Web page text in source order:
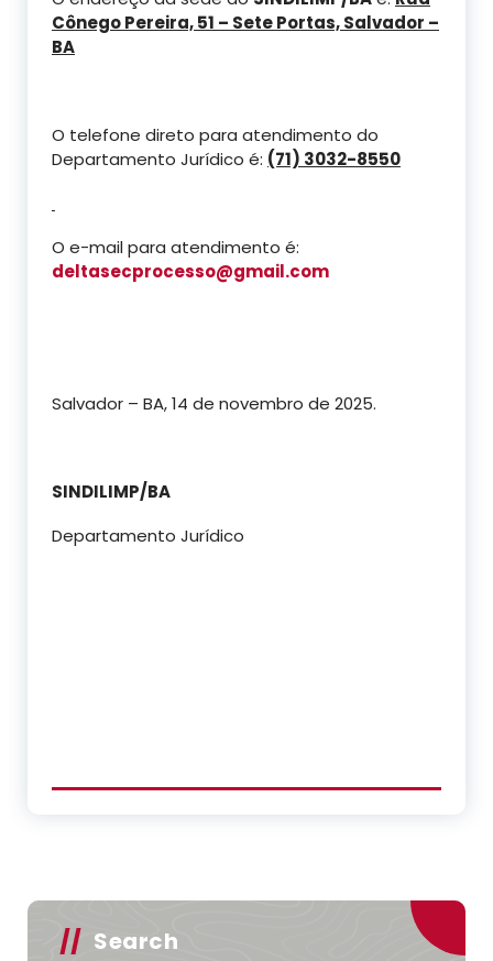
Cônego Pereira, 51 – Sete Portas, Salvador –
BA
O telefone direto para atendimento do
Departamento Jurídico é: (71) 3032-8550
O e-mail para atendimento é:
deltasecprocesso@gmail.com
Salvador – BA, 14 de novembro de 2025.
SINDILIMP/BA
Departamento Jurídico
Search